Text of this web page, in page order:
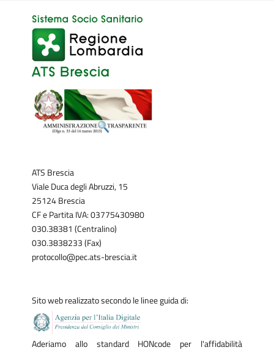
ATS Brescia
Viale Duca degli Abruzzi, 15
25124 Brescia
CF e Partita IVA: 03775430980
030.38381 (Centralino)
030.3838233 (Fax)
protocollo@pec.ats-brescia.it
Sito web realizzato secondo le linee guida di:
Aderiamo allo standard HONcode per l'affidabilità